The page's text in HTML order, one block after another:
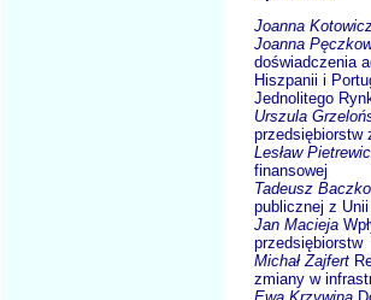
Joanna
Joanna
doświadczenia
Hiszpanii i
Jednolitego
Urszula
przedsiębiorstw
Lesław
finansowej
Tadeusz Baczko
publicznej z
Jan Macieja
przedsiębiorstw
Michał Zajfert
zmiany w